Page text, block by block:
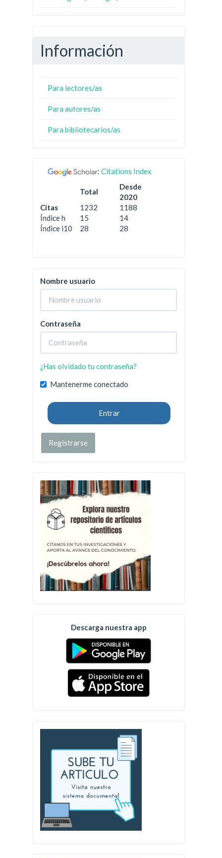
Información
Para lectores/as
Para autores/as
Para bibliotecarios/as
: Citations Index
Total
Desde
2020
Citas
1232
1188
Índice h
15
14
Índice i10
28 28
Nombre usuario
Contraseña
¿Has olvidado tu contraseña?
Mantenerme conectado
Entrar
Registrarse
Descarga nuestra app